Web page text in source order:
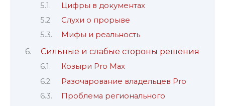
Цифры в документах
Слухи о прорыве
Мифы и реальность
Сильные и слабые стороны решения
Козыри Pro Max
Разочарование владельцев Pro
Проблема регионального